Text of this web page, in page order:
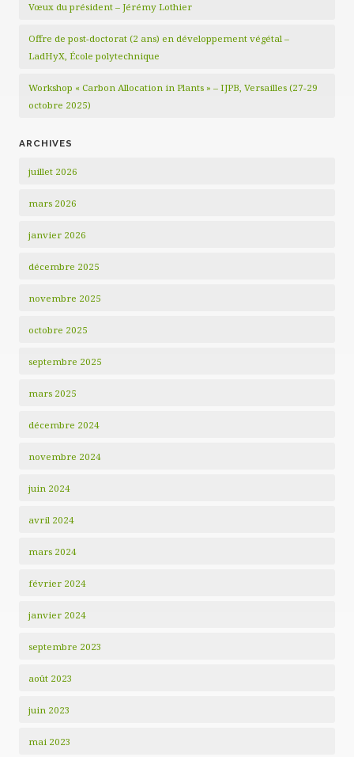
Vœux du président – Jérémy Lothier
Offre de post-doctorat (2 ans) en développement végétal –
LadHyX, École polytechnique
Workshop « Carbon Allocation in Plants » – IJPB, Versailles (27-29
octobre 2025)
ARCHIVES
juillet 2026
mars 2026
janvier 2026
décembre 2025
novembre 2025
octobre 2025
septembre 2025
mars 2025
décembre 2024
novembre 2024
juin 2024
avril 2024
mars 2024
février 2024
janvier 2024
septembre 2023
août 2023
juin 2023
mai 2023